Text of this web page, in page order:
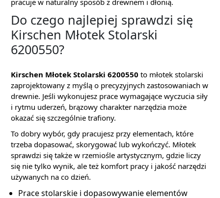
pracuje w naturalny sposób z drewnem i dłonią.
Do czego najlepiej sprawdzi się
Kirschen Młotek Stolarski
6200550?
Kirschen Młotek Stolarski 6200550 to młotek stolarski
zaprojektowany z myślą o precyzyjnych zastosowaniach w
drewnie. Jeśli wykonujesz prace wymagające wyczucia siły
i rytmu uderzeń, brązowy charakter narzędzia może
okazać się szczególnie trafiony.
To dobry wybór, gdy pracujesz przy elementach, które
trzeba dopasować, skorygować lub wykończyć. Młotek
sprawdzi się także w rzemiośle artystycznym, gdzie liczy
się nie tylko wynik, ale też komfort pracy i jakość narzędzi
używanych na co dzień.
Prace stolarskie i dopasowywanie elementów